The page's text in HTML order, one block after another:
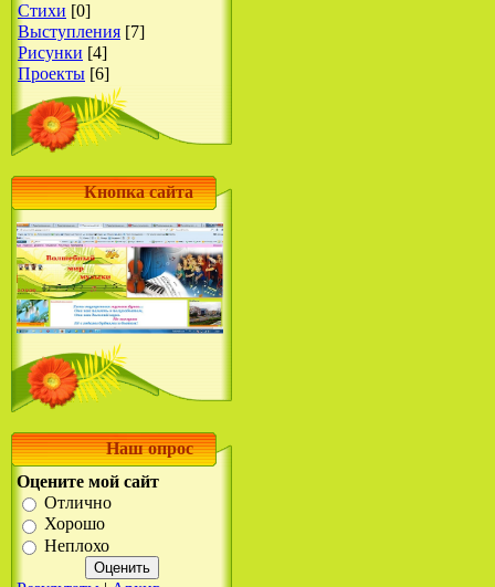
Стихи [0]
Выступления [7]
Рисунки [4]
Проекты [6]
Кнопка сайта
Наш опрос
Оцените мой сайт
Отлично
Хорошо
Неплохо